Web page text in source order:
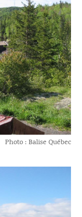
Photo : Balise Québec